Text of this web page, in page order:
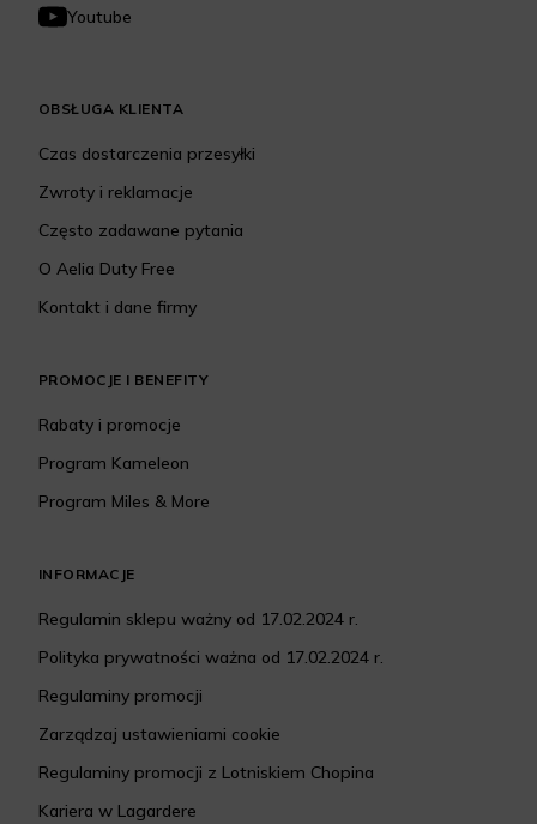
Youtube
OBSŁUGA KLIENTA
Czas dostarczenia przesyłki
Zwroty i reklamacje
Często zadawane pytania
O Aelia Duty Free
Kontakt i dane firmy
PROMOCJE I BENEFITY
Rabaty i promocje
Program Kameleon
Program Miles & More
INFORMACJE
Regulamin sklepu ważny od 17.02.2024 r.
Polityka prywatności ważna od 17.02.2024 r.
Regulaminy promocji
Zarządzaj ustawieniami cookie
Regulaminy promocji z Lotniskiem Chopina
Kariera w Lagardere